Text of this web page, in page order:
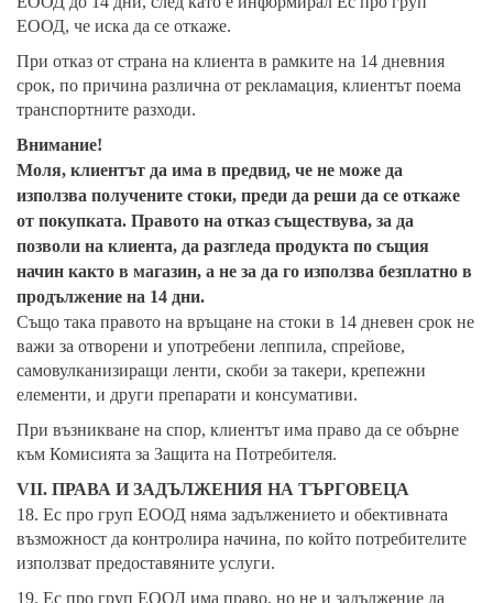
ЕООД, че иска да се откаже.
При отказ от страна на клиента в рамките на 14 дневния
срок, по причина различна от рекламация, клиентът поема
транспортните разходи.
Внимание!
Моля, клиентът да има в предвид, че не може да
използва получените стоки, преди да реши да се откаже
от покупката. Правото на отказ съществува, за да
позволи на клиента, да разгледа продукта по същия
начин както в магазин, а не за да го използва безплатно в
продължение на 14 дни.
Също така правото на връщане на стоки в 14 дневен срок не
важи за отворени и употребени леппила, спрейове,
самовулканизиращи ленти, скоби за такери, крепежни
елементи, и други препарати и консумативи.
При възникване на спор, клиентът има право да се обърне
към Комисията за Защита на Потребителя.
VII. ПРАВА И ЗАДЪЛЖЕНИЯ НА ТЪРГОВЕЦА
18. Ес про груп ЕООД няма задължението и обективната
възможност да контролира начина, по който потребителите
използват предоставяните услуги.
19. Ес про груп ЕООД има право, но не и задължение да